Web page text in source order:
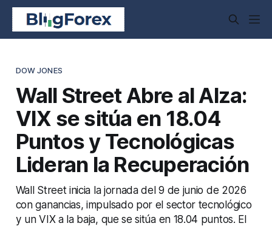
DOW JONES
Wall Street Abre al Alza:
VIX se sitúa en 18.04
Puntos y Tecnológicas
Lideran la Recuperación
Wall Street inicia la jornada del 9 de junio de 2026
con ganancias, impulsado por el sector tecnológico
y un VIX a la baja, que se sitúa en 18.04 puntos. El